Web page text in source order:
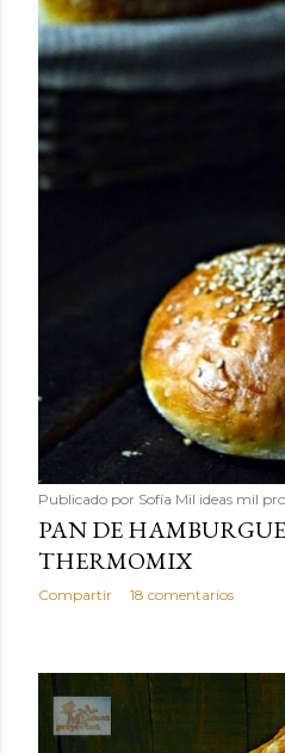
Publicado por Sofía Mil ideas mil
PAN DE
THERMOMIX
Compartir 18 comentarios